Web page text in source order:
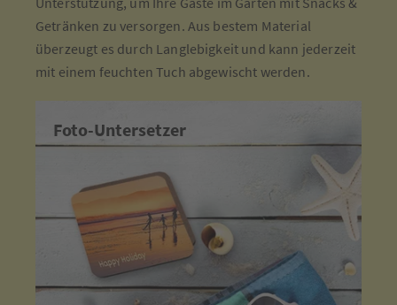
Getränken zu versorgen. Aus bestem Material
überzeugt es durch Langlebigkeit und kann jederzeit
mit einem feuchten Tuch abgewischt werden.
Foto-Untersetzer